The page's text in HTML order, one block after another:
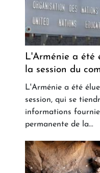
L'Arménie a été
la session du
L'Arménie a été
session, qui se
informations
permanente de la...